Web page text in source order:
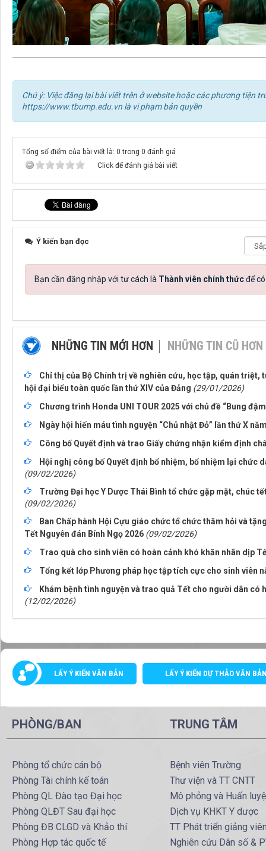
Chú ý: Việc đăng lại bài viết trên ở website hoặc các phương tiện
https://www.tbump.edu.vn là vi phạm bản quyền
Tổng số điểm của bài viết là: 0 trong 0 đánh giá
Click để đánh giá bài viết
Ý kiến bạn đọc
Bạn cần đăng nhập với tư cách là Thành viên chính thứcđể
NHỮNG TIN MỚI HƠN NHỮNG TIN CŨ HƠN
Chỉ thị của Bộ Chính trị về nghiên cứu, học tập, quán
hội đại biểu toàn quốc lần thứ XIV của Đảng (29/01/2026)
Chương trình Honda UNI TOUR 2025 với chủ đề “Bung
Ngày hội hiến máu tình nguyện “Chủ nhật Đỏ” lần thứ X
Công bố Quyết định và trao Giấy chứng nhận kiểm định
Hội nghị công bố Quyết định bổ nhiệm, bổ nhiệm lại chức
(09/02/2026)
Trường Đại học Y Dược Thái Bình tổ chức gặp mặt, chúc
(09/02/2026)
Ban Chấp hành Hội Cựu giáo chức tổ chức thăm hỏi và
Tết Nguyên đán Bính Ngọ 2026 (09/02/2026)
Trao quà cho sinh viên có hoàn cảnh khó khăn nhân dịp
Tổng kết lớp Phương pháp học tập tích cực cho sinh viên
Khám bệnh tình nguyện và trao quả Tết cho người dân có
(12/02/2026)
LẤY Ý KIẾN VĂN BẢN LẤY Ý KIẾN DỰ THẢO VĂN
PHÒNG/BAN
Phòng tổ chức cán bộ
Phòng Tài chính kế toán
Phòng QL Đào tạo Đại học
Phòng QLĐT Sau đại học
Phòng ĐB CLGD và Khảo thí
Phòng Hợp tác quốc tế
TRUNG TÂM
Bệnh viên Trường
Thư viện và TT CNTT
Mô phỏng và Huấn
Dịch vụ KHKT Y dược
TT Phát triển giảng
Nghiên cứu Dân số &